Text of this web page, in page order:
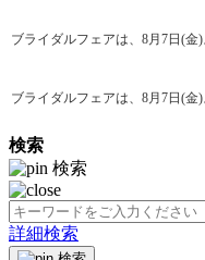
ブライダルフェアは、8月7日(
ブライダルフェアは、8月7日(
検索
検索
詳細検索